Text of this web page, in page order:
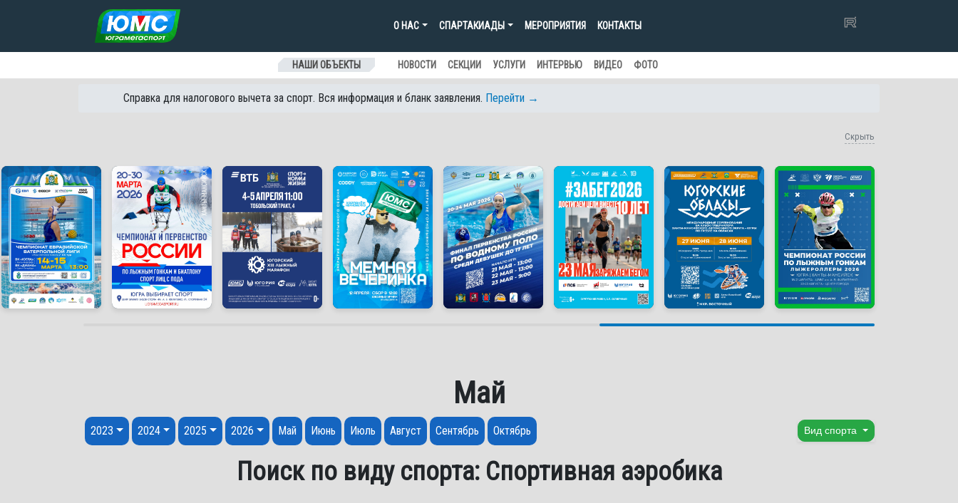
Перейти к содержанию
О НАС СПАРТАКИАДЫ МЕРОПРИЯТИЯ КОНТАКТЫ
НАШИ ОБЪЕКТЫ НОВОСТИ СЕКЦИИ УСЛУГИ ИНТЕРВЬЮ ВИДЕО ФОТО
Справка для налогового вычета за спорт. Вся информация и бланк заявления. Перейти →
Скрыть
Май
Перейти к содержанию
2023 2024 2025 2026 Май Июнь Июль Август Сентябрь Октябрь Вид спорта
Поиск по виду спорта: Спортивная аэробика